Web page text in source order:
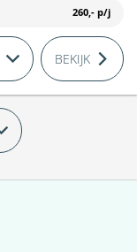
260,- p/j
BEKIJK